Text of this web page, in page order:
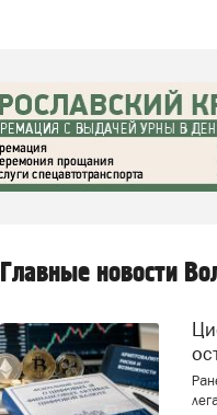
Главные новости
Цифровая валюта: добро пожаловать или будем